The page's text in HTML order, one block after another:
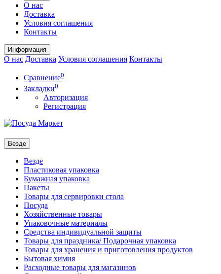
О нас
Доставка
Условия соглашения
Контакты
Информация
О нас Доставка Условия соглашения Контакты
Сравнение0
Закладки0
Авторизация
Регистрация
Везде
Везде
Пластиковая упаковка
Бумажная упаковка
Пакеты
Товары для сервировки стола
Посуда
Хозяйственные товары
Упаковочные материалы
Средства индивидуальной защиты
Товары для праздника/ Подарочная упаковка
Товары для хранения и приготовления продуктов
Бытовая химия
Расходные товары для магазинов